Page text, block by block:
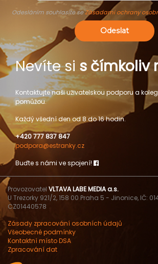
Odesláním souhlasíte seZásadami ochrany
Odeslat
Nevíte si s čímkoliv
Kontaktujte naši uživatelskou podporu a
pomůžou.
Každý všední den od 8 do 16 hodin.
+420 777 837 847
podpora@estranky.cz
Buďte s námi ve spojení!
Provozovatel VLTAVA LABE MEDIA a.s.
U Trezorky 921/2, 158 00 Praha 5 - Jinonice, IČ:
CZ01440578
Zásady zpracování osobních údajů
Všeobecné podmínky
Kontaktní místo DSA
Zpracování dat